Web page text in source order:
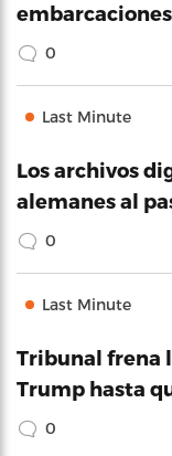
0
Last Minute
Los archivos
alemanes al
0
Last Minute
Tribunal frena
Trump hasta
0